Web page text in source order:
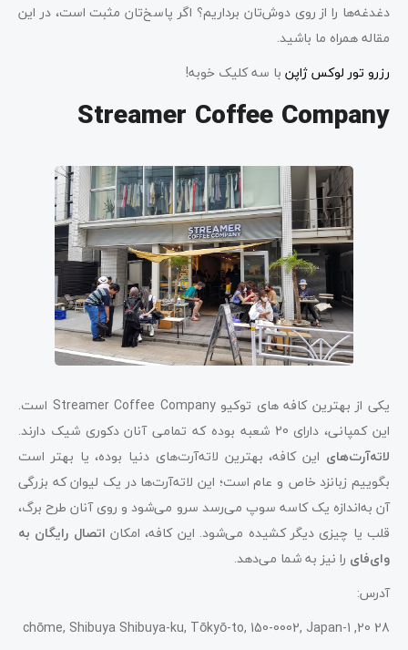
دغدغه‌ها را از روی دوش‌تان برداریم؟ اگر پاسخ‌تان مثبت است، در این
مقاله همراه ما باشید.
رزرو تور لوکس ژاپن با سه کلیک خوبه!
Streamer Coffee Company
یکی از بهترین کافه ‌های توکیو Streamer Coffee Company است.
این کمپانی، دارای 20 شعبه بوده که تمامی آنان دکوری شیک دارند.
لاته‌آرت‌های این کافه، بهترین لاته‌آرت‌های دنیا بوده، یا بهتر است
بگوییم زبانزد خاص و عام است؛ این لاته‌آرت‌ها در یک لیوان که بزرگی
آن به‌اندازه یک کاسه سوپ می‌رسد سرو می‌شود و روی آنان طرح برگ،
قلب یا چیزی دیگر کشیده می‌شود. این کافه، امکان اتصال رایگان به
وای‌فای را نیز به شما می‌دهد.
آدرس:
28 20, 1-chōme, Shibuya Shibuya-ku, Tōkyō-to, 150-0002, Japan